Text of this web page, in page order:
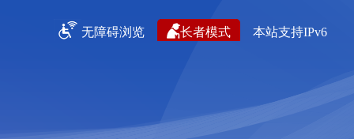
无障碍浏览 长者模式 本站支持IPv6